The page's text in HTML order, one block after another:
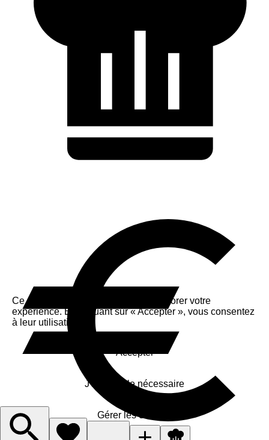
Ce site utilise des cookies pour améliorer votre
expérience. En cliquant sur « Accepter », vous consentez
à leur utilisation.
Accepter
J'accepte le nécessaire
Gérer les cookies